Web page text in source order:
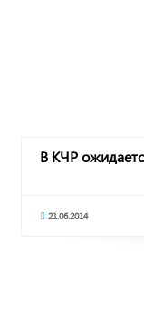
В КЧР
21.06.2014